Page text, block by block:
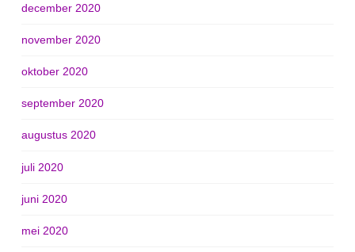
december 2020
november 2020
oktober 2020
september 2020
augustus 2020
juli 2020
juni 2020
mei 2020